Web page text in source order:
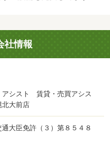
社情報
アシスト 賃貸・売買アシス
北大前店
通大臣免許（３）第８５４８